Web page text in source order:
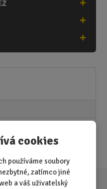
cookies
používáme soubory
zatímco jiné
a váš uživatelský